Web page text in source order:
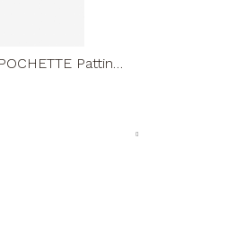
Pattina